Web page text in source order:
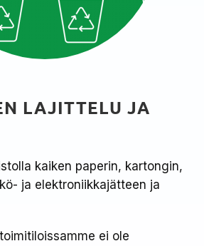
LAJITTELU JA
kaiken paperin, kartongin,
ja elektroniikkajätteen ja
ei ole